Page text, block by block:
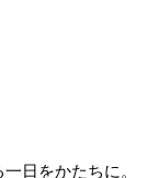
日をかたちに。